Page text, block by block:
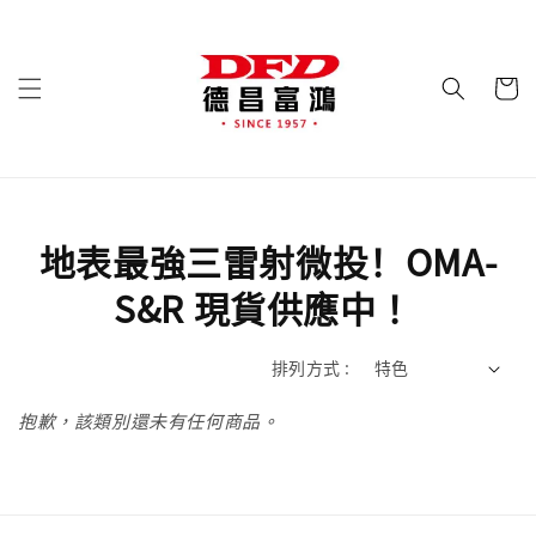
地表最強三雷射微投！OMA-
S&R 現貨供應中 ！
排列方式 :
抱歉，該類別還未有任何商品。